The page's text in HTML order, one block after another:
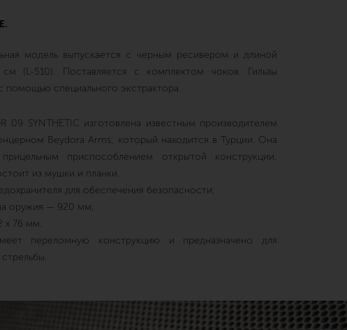
модель выпускается с черным ресивером и длиной
(L-510). Поставляется с комплектом чоков. Гильзы
помощью специального экстрактора.
09 SYNTHETIC изготовлена известным производителем
Beydora Arms, который находится в Турции. Она
приспособлением открытой конструкции,
из мушки и планки.
для обеспечения безопасности;
оружия — 920 мм;
х 76 мм.
переломную конструкцию и предназначено для